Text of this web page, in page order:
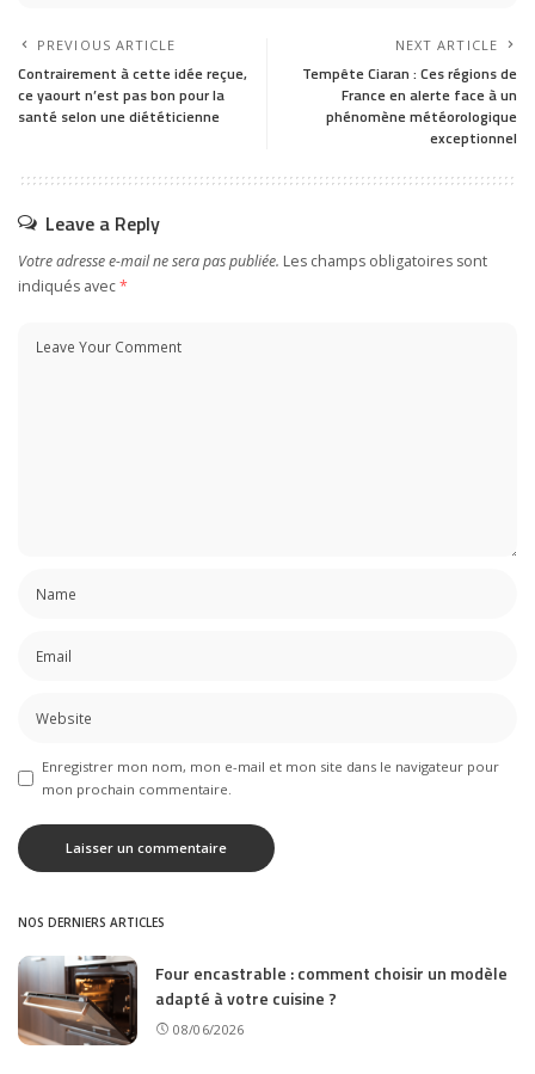
PREVIOUS ARTICLE
Contrairement à cette idée reçue,
ce yaourt n’est pas bon pour la
santé selon une diététicienne
NEXT ARTICLE
Tempête Ciaran : Ces régions de
France en alerte face à un
phénomène météorologique
exceptionnel
Leave a Reply
Votre adresse e-mail ne sera pas publiée. Les champs obligatoires sont
indiqués avec*
Enregistrer mon nom, mon e-mail et mon site dans le navigateur pour
mon prochain commentaire.
NOS DERNIERS ARTICLES
Four encastrable : comment choisir un modèle
adapté à votre cuisine ?
08/06/2026